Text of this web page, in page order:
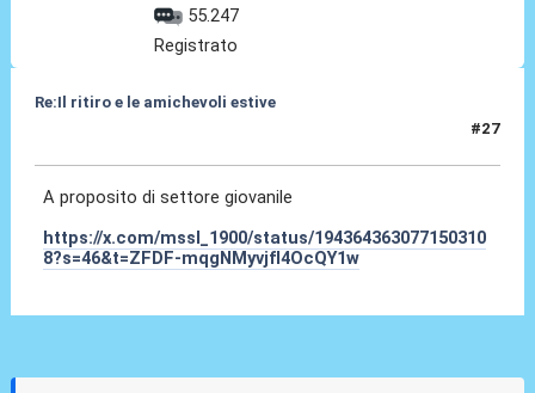
55.247
Registrato
Re:Il ritiro e le amichevoli estive
#27
A proposito di settore giovanile
https://x.com/mssl_1900/status/194364363077150310
8?s=46&t=ZFDF-mqgNMyvjfI4OcQY1w